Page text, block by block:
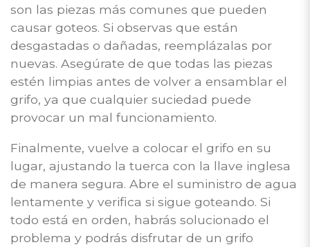
son las piezas más comunes que pueden
causar goteos. Si observas que están
desgastadas o dañadas, reemplázalas por
nuevas. Asegúrate de que todas las piezas
estén limpias antes de volver a ensamblar el
grifo, ya que cualquier suciedad puede
provocar un mal funcionamiento.
Finalmente, vuelve a colocar el grifo en su
lugar, ajustando la tuerca con la llave inglesa
de manera segura. Abre el suministro de agua
lentamente y verifica si sigue goteando. Si
todo está en orden, habrás solucionado el
problema y podrás disfrutar de un grifo